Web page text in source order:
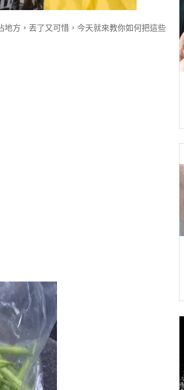
方，丟了又可惜，今天就來教你如何把這些